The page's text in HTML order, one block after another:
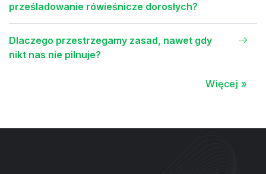
prześladowanie rówieśnicze dorosłych?
Dlaczego przestrzegamy zasad, nawet gdy
nikt nas nie pilnuje?
Więcej »